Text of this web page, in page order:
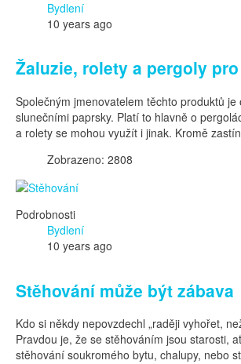
Bydlení
10 years ago
Žaluzie, rolety a pergoly
Společným jmenovatelem těchto produktů je
slunečními paprsky. Platí to hlavně o
a rolety se mohou využít i jinak. Kromě
Zobrazeno: 2808
Podrobnosti
Bydlení
10 years ago
Stěhování může být zábava
Kdo si někdy nepovzdechl „raději vyhořet,
Pravdou je, že se stěhováním jsou starosti,
stěhování soukromého bytu, chalupy, nebo